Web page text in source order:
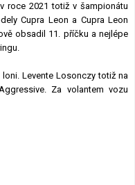
roce 2021 totiž v šampionátu
Cupra Leon a Cupra Leon
obsadil 11. příčku a nejlépe
Levente Losonczy totiž na
Za volantem vozu